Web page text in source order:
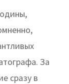
За
сразу в